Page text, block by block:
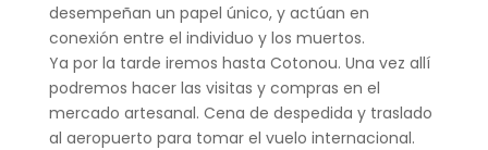
desempeñan un papel único, y actúan en
conexión entre el individuo y los muertos.
Ya por la tarde iremos hasta Cotonou. Una vez allí
podremos hacer las visitas y compras en el
mercado artesanal. Cena de despedida y traslado
al aeropuerto para tomar el vuelo internacional.